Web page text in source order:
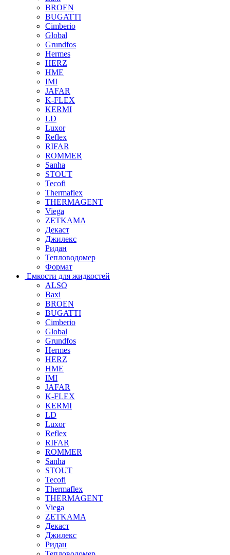
BROEN
BUGATTI
Cimberio
Global
Grundfos
Hermes
HERZ
HME
IMI
JAFAR
K-FLEX
KERMI
LD
Luxor
Reflex
RIFAR
ROMMER
Sanha
STOUT
Tecofi
Thermaflex
THERMAGENT
Viega
ZETKAMA
Декаст
Джилекс
Ридан
Тепловодомер
Формат
Емкости для жидкостей
ALSO
Baxi
BROEN
BUGATTI
Cimberio
Global
Grundfos
Hermes
HERZ
HME
IMI
JAFAR
K-FLEX
KERMI
LD
Luxor
Reflex
RIFAR
ROMMER
Sanha
STOUT
Tecofi
Thermaflex
THERMAGENT
Viega
ZETKAMA
Декаст
Джилекс
Ридан